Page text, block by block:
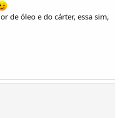
de óleo e do cárter, essa sim,